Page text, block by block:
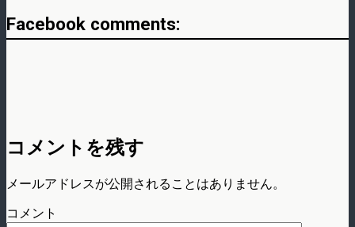
Facebook comments:
コメントを残す
メールアドレスが公開されることはありません。
コメント